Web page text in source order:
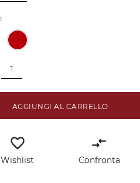
AGGIUNGI AL CARRELLO
favorite_border
Wishlist
compare_arrows
Confronta